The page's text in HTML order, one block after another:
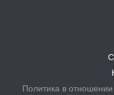
Политика в